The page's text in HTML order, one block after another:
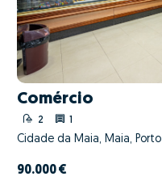
Comércio
2 1
Cidade da Maia, Maia, Porto
90.000 €